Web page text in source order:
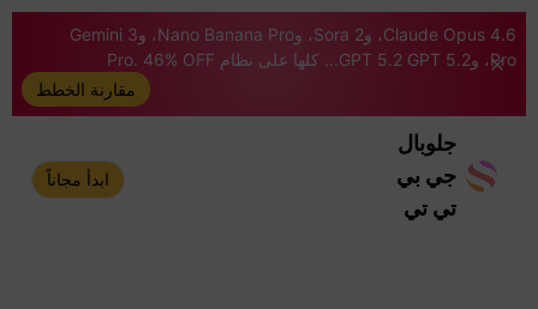
Claude Opus 4.6، وSora 2، وNano Banana Pro، وGemini 3
Pro، وGPT 5.2 GPT 5.2... كلها على نظام Pro. 46% OFF
مقارنة الخطط
جلوبال
جي بي
تي تي
ابدأ مجاناً